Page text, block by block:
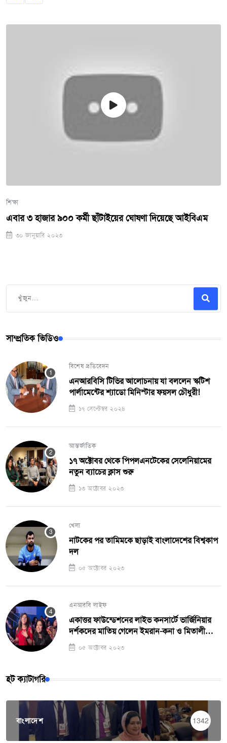
শিক্ষা
এবার ৩ হাজার ৯০০ কর্মী ছাঁটাইয়ের ঘোষণা দিয়েছে আইবিএম
৩০ জানুয়ারি ২০২৩
সাম্প্রতিক ভিডিও
বিশেষ প্রতিবেদন
এনআরবিসি টিভির আলোচনায় যা বললেন স্কটিশ
পার্লামেন্টের শ্যাডো মিনিস্টার ফয়সল চৌধুরী!
১৭ সেপ্টেম্বর ২০২৪
আন্তর্জাতিক
১৭ অক্টোবর থেকে পিপলএনটেকের সেলেনিয়ামের
নতুন ব্যাচের ক্লাস শুরু
১৩ অক্টোবর ২০২৩
খেলা
নাটকের পর তামিমকে ছাড়াই বাংলাদেশের বিশ্বকাপ
দল
০৫ অক্টোবর ২০২৩
এনআরবি লাইফ
একাত্তর ফাউন্ডেশনের লাইভ কনসার্টে ভার্জিনিয়ার
দর্শকদের মাতিয় গেলেন ইমরান-কনা ও মিতালী
মুখার্জী০৫ অক্টোবর ২০২৩
হট ক্যাটাগরি
বাংলাদেশ 1342